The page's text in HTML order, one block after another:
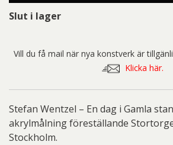
Slut i lager
Vill du få mail när nya konstverk är
Klicka här.
Stefan Wentzel – En dag i Gamla
akrylmålning föreställande
Stockholm.